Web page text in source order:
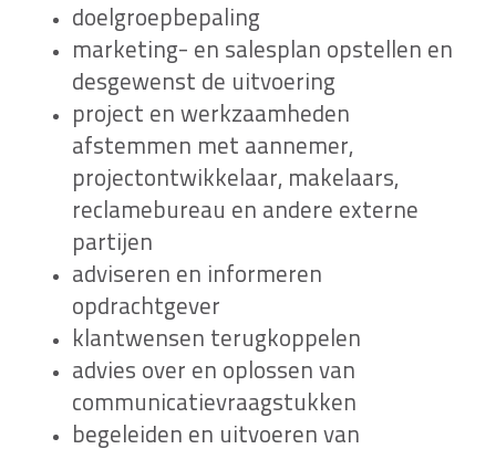
doelgroepbepaling
marketing- en salesplan opstellen en
desgewenst de uitvoering
project en werkzaamheden
afstemmen met aannemer,
projectontwikkelaar, makelaars,
reclamebureau en andere externe
partijen
adviseren en informeren
opdrachtgever
klantwensen terugkoppelen
advies over en oplossen van
communicatievraagstukken
begeleiden en uitvoeren van